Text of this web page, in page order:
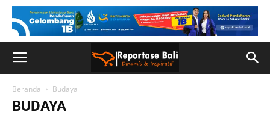
Beranda Budaya
BUDAYA